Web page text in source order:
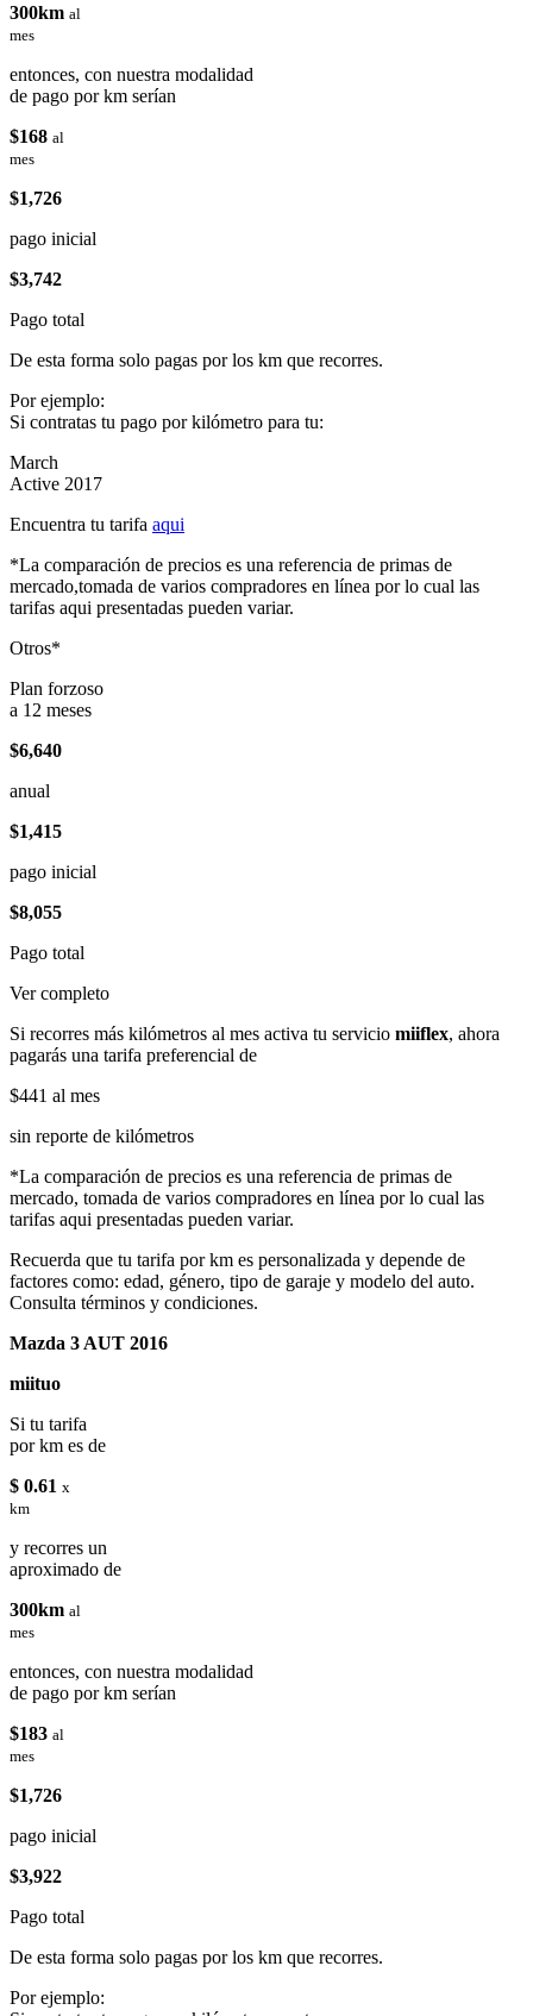
300km al
mes
entonces, con nuestra modalidad
de pago por km serían
$168 al
mes
$1,726
pago inicial
$3,742
Pago total
De esta forma solo pagas por los km que recorres.
Por ejemplo:
Si contratas tu pago por kilómetro para tu:
March
Active 2017
Encuentra tu tarifa aqui
*La comparación de precios es una referencia de primas de
mercado,tomada de varios compradores en línea por lo cual las
tarifas aqui presentadas pueden variar.
Otros*
Plan forzoso
a 12 meses
$6,640
anual
$1,415
pago inicial
$8,055
Pago total
Ver completo
Si recorres más kilómetros al mes activa tu servicio miiflex, ahora
pagarás una tarifa preferencial de
$441 al mes
sin reporte de kilómetros
*La comparación de precios es una referencia de primas de
mercado, tomada de varios compradores en línea por lo cual las
tarifas aqui presentadas pueden variar.
Recuerda que tu tarifa por km es personalizada y depende de
factores como: edad, género, tipo de garaje y modelo del auto.
Consulta términos y condiciones.
Mazda 3 AUT 2016
miituo
Si tu tarifa
por km es de
$ 0.61 x
km
y recorres un
aproximado de
300km al
mes
entonces, con nuestra modalidad
de pago por km serían
$183 al
mes
$1,726
pago inicial
$3,922
Pago total
De esta forma solo pagas por los km que recorres.
Por ejemplo: